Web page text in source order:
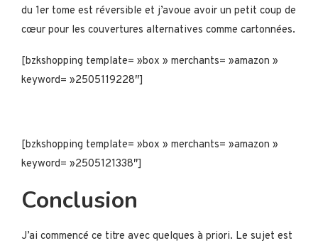
du 1er tome est réversible et j’avoue avoir un petit coup de
cœur pour les couvertures alternatives comme cartonnées.
[bzkshopping template= »box » merchants= »amazon »
keyword= »2505119228″]
[bzkshopping template= »box » merchants= »amazon »
keyword= »2505121338″]
Conclusion
J’ai commencé ce titre avec quelques à priori. Le sujet est